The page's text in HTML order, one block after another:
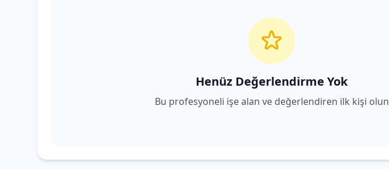
Henüz Değerlendirme Yok
Bu profesyoneli işe alan ve değerlendiren ilk kişi olun